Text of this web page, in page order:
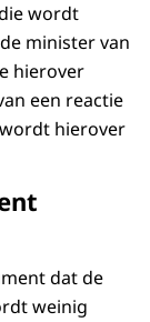
wordt
minister van
hierover
een reactie
hierover
dat de
weinig